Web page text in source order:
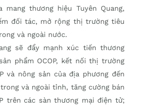
mang thương hiệu Tuyên Quang,
đối tác, mở rộng thị trường tiêu
và ngoài nước.
sẽ đẩy mạnh xúc tiến thương
phẩm OCOP, kết nối thị trường
và nông sản của địa phương đến
và ngoài tỉnh, tăng cường bán
trên các sàn thương mại điện tử;